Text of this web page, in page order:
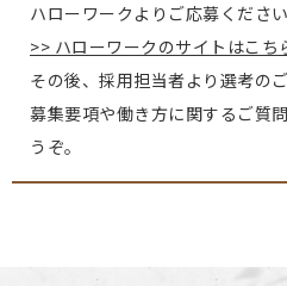
ハローワークよりご応募ください
>> ハローワークのサイトはこち
その後、採用担当者より選考の
募集要項や働き方に関するご質
うぞ。